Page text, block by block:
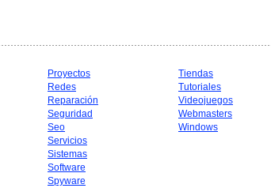
Proyectos
Redes
Reparación
Seguridad
Seo
Servicios
Sistemas
Software
Spyware
Tiendas
Tutoriales
Videojuegos
Webmasters
Windows